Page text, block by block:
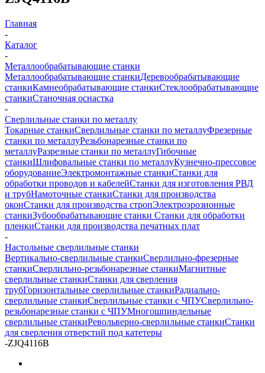
Главная
-
Каталог
-
Металлообрабатывающие станки
Металлообрабатывающие станкиДеревообрабатывающие
станкиКамнеобрабатывающие станкиСтеклообрабатывающие
станкиСтаночная оснастка
-
Сверлильные станки по металлу
Токарные станкиСверлильные станки по металлуФрезерные
станки по металлуРезьбонарезные станки по
металлуРазрезные станки по металлуГибочные
станкиШлифовальные станки по металлуКузнечно-прессовое
оборудованиеЭлектромонтажные станкиСтанки для
обработки проводов и кабелейСтанки для изготовления РВД
и трубНамоточные станкиСтанки для производства
оконСтанки для производства стропЭлектроэрозионные
станкиЗубообрабатывающие станки Станки для обработки
пленкиСтанки для производства печатных плат
-
Настольные сверлильные станки
Вертикально-сверлильные станкиСверлильно-фрезерные
станкиСверлильно-резьбонарезные станкиМагнитные
сверлильные станкиСтанки для сверления
трубГоризонтальные сверлильные станкиРадиально-
сверлильные станкиСверлильные станки с ЧПУСверлильно-
резьбонарезные станки с ЧПУМногошпиндельные
сверлильные станкиРевольверно-сверлильные станкиСтанки
для сверления отверстий под катетеры
-ZJQ4116B